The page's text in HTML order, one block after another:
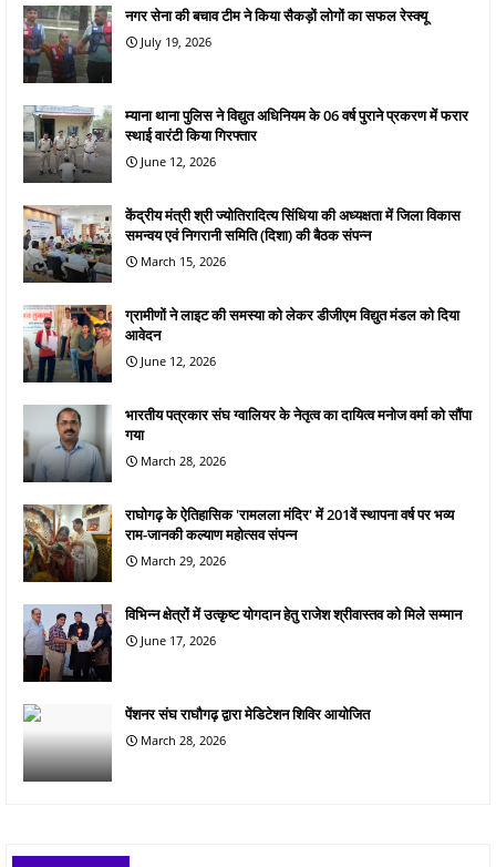
नगर सेना की बचाव टीम ने किया सैकड़ों लोगों का सफल रेस्क्यू
July 19, 2026
म्याना थाना पुलिस ने विद्युत अधिनियम के 06 वर्ष पुराने प्रकरण में फरार
स्थाई वारंटी किया गिरफ्तार
June 12, 2026
केंद्रीय मंत्री श्री ज्योतिरादित्य सिंधिया की अध्यक्षता में जिला विकास
समन्वय एवं निगरानी समिति (दिशा) की बैठक संपन्न
March 15, 2026
ग्रामीणों ने लाइट की समस्या को लेकर डीजीएम विद्युत मंडल को दिया
आवेदन
June 12, 2026
भारतीय पत्रकार संघ ग्वालियर के नेतृत्व का दायित्व मनोज वर्मा को सौंपा
गया
March 28, 2026
राघोगढ़ के ऐतिहासिक 'रामलला मंदिर' में 201वें स्थापना वर्ष पर भव्य
राम-जानकी कल्याण महोत्सव संपन्न
March 29, 2026
विभिन्न क्षेत्रों में उत्कृष्ट योगदान हेतु राजेश श्रीवास्तव को मिले सम्मान
June 17, 2026
पेंशनर संघ राघौगढ़ द्वारा मेडिटेशन शिविर आयोजित
March 28, 2026